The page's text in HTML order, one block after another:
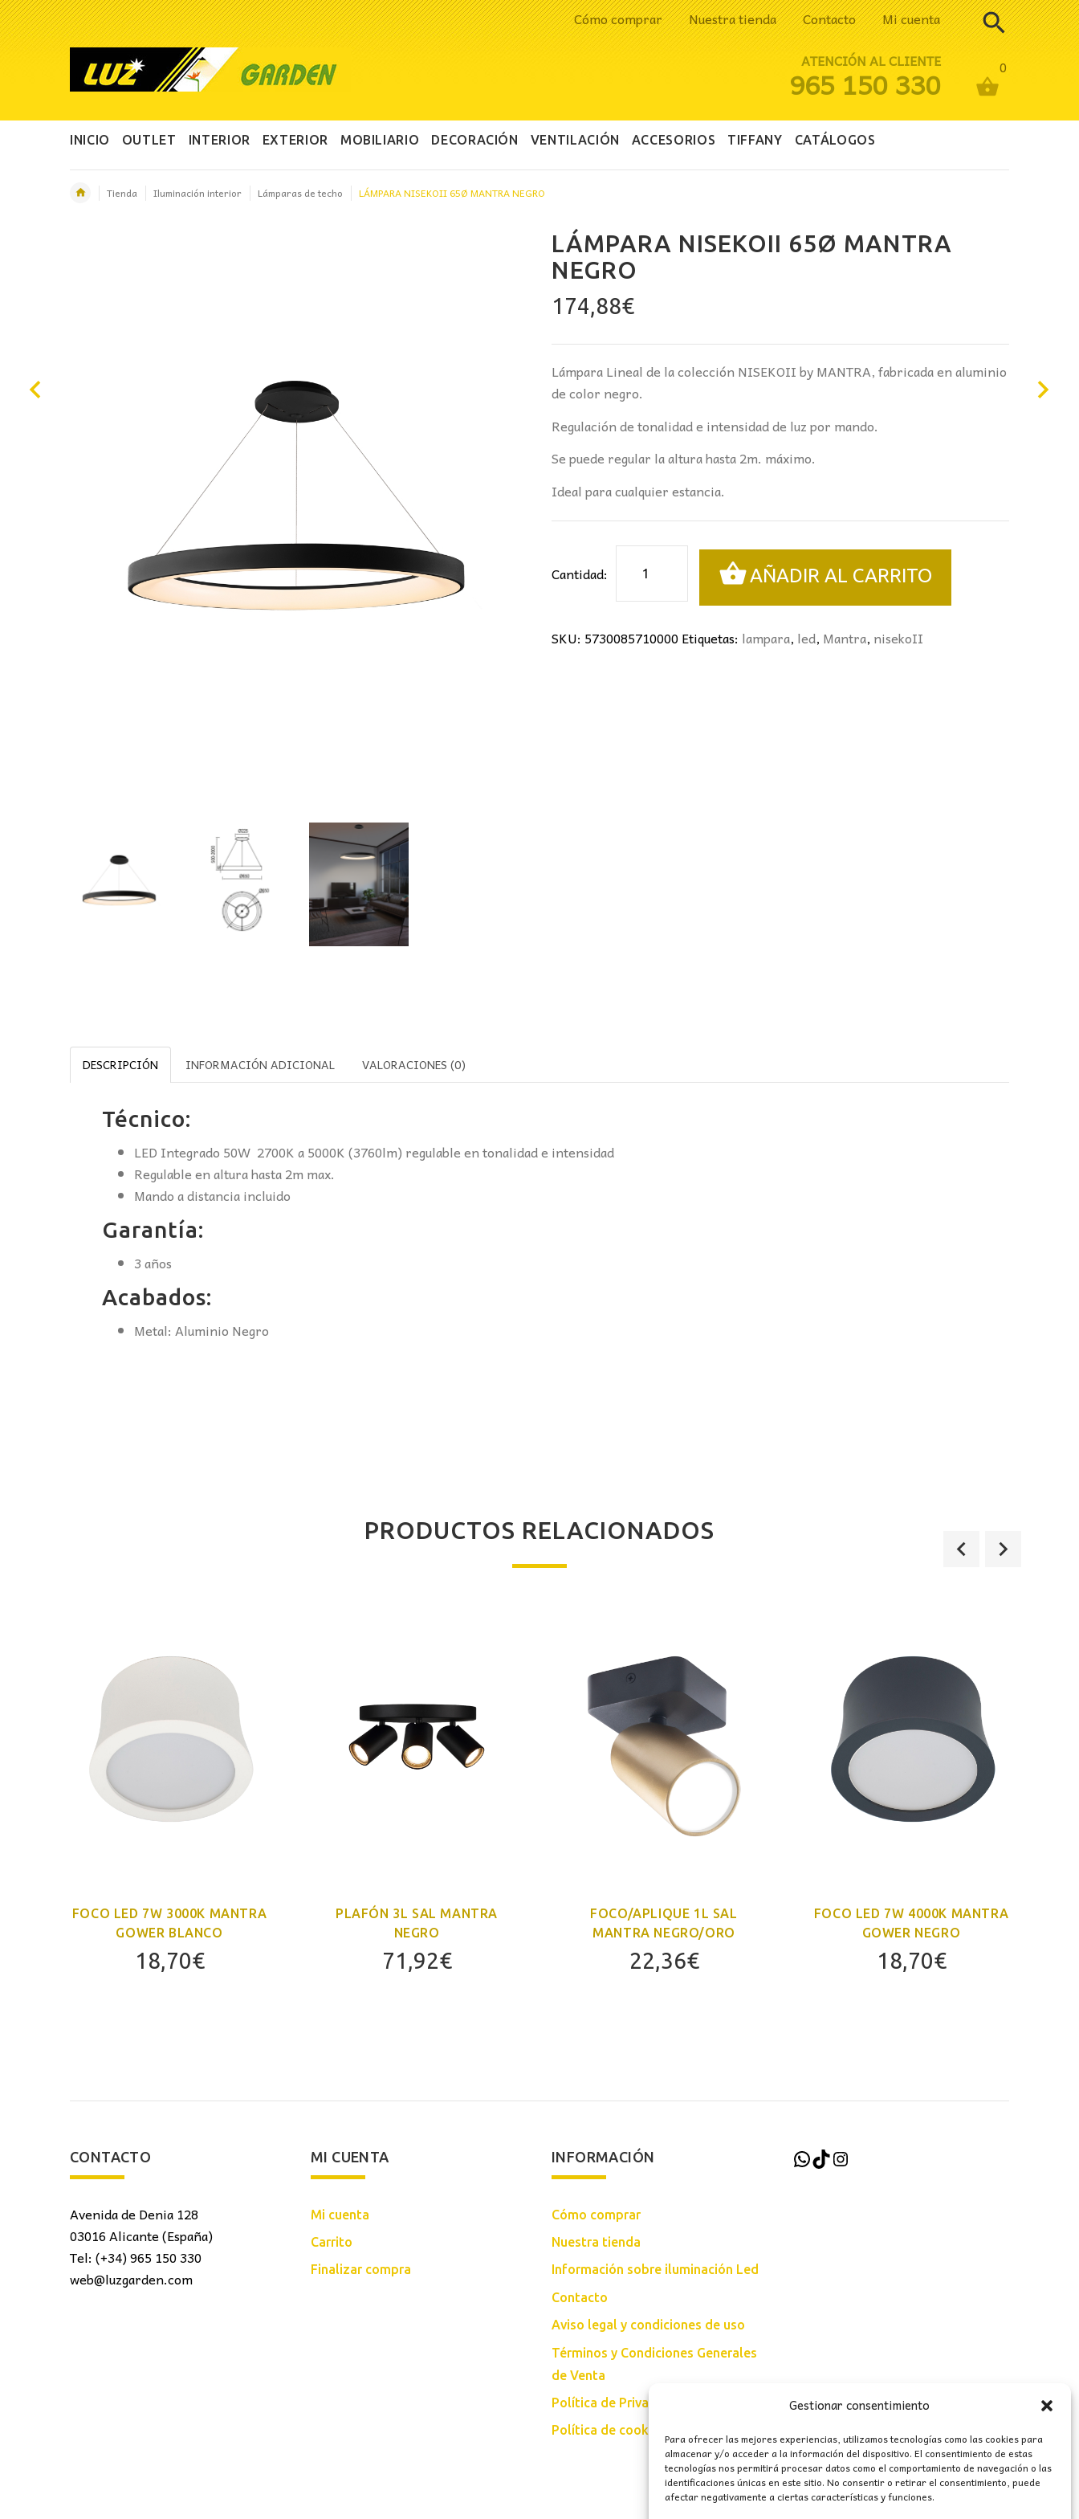
Gestionar consentimiento
Para ofrecer las mejores experiencias, utilizamos tecnologías como las cookies para
almacenar y/o acceder a la información del dispositivo. El consentimiento de estas
tecnologías nos permitirá procesar datos como el comportamiento de navegación o las
identificaciones únicas en este sitio. No consentir o retirar el consentimiento, puede
afectar negativamente a ciertas características y funciones.
Cómo comprar Nuestra tienda Contacto Mi cuenta
0
ATENCIÓN AL CLIENTE
965 150 330
INICIO OUTLET INTERIOR EXTERIOR MOBILIARIO DECORACIÓN VENTILACIÓN ACCESORIOS TIFFANY CATÁLOGOS
Tienda Iluminación interior Lámparas de techo LÁMPARA NISEKOII 65Ø MANTRA NEGRO
LÁMPARA NISEKOII 65Ø MANTRA
NEGRO
174,88€
Lámpara Lineal de la colección NISEKOII by MANTRA, fabricada en aluminio
de color negro.
Regulación de tonalidad e intensidad de luz por mando.
Se puede regular la altura hasta 2m. máximo.
Ideal para cualquier estancia.
Cantidad:
NISEKOII
65Ø
NEGRO
AÑADIR AL CARRITO
SKU: 5730085710000Etiquetas: lampara, led, Mantra, nisekoII
DESCRIPCIÓN INFORMACIÓN ADICIONAL VALORACIONES (0)
Técnico:
LED Integrado 50W 2700K a 5000K (3760lm) regulable en tonalidad e intensidad
Regulable en altura hasta 2m max.
Mando a distancia incluido
Garantía:
3 años
Acabados:
Metal: Aluminio Negro
PRODUCTOS RELACIONADOS
FOCO LED 7W 3000K MANTRA
GOWER BLANCO
18,70€
PLAFÓN 3L SAL MANTRA
NEGRO
71,92€
FOCO/APLIQUE 1L SAL
MANTRA NEGRO/ORO
22,36€
FOCO LED 7W 4000K MANTRA
GOWER NEGRO
18,70€
CONTACTO
Avenida de Denia 128
03016 Alicante (España)
Tel: (+34) 965 150 330
web@luzgarden.com
MI CUENTA
Mi cuenta
Carrito
Finalizar compra
INFORMACIÓN
Cómo comprar
Nuestra tienda
Información sobre iluminación Led
Contacto
Aviso legal y condiciones de uso
Términos y Condiciones Generales
de Venta
Política de Privacidad
Política de cookies (UE)
WhatsApp
TikTokInstagram